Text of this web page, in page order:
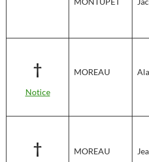
†
Notice
MOREAU
† MOREAU